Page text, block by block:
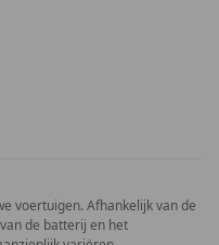
voertuigen. Afhankelijk van de
de batterij en het